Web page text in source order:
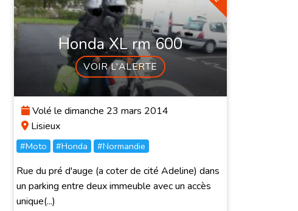
Honda XL rm 600
VOIR L'ALERTE
Volé le dimanche 23 mars 2014
Lisieux
#Moto #Honda #Normandie
Rue du pré d'auge (a coter de cité Adeline) dans
un parking entre deux immeuble avec un accès
unique(...)